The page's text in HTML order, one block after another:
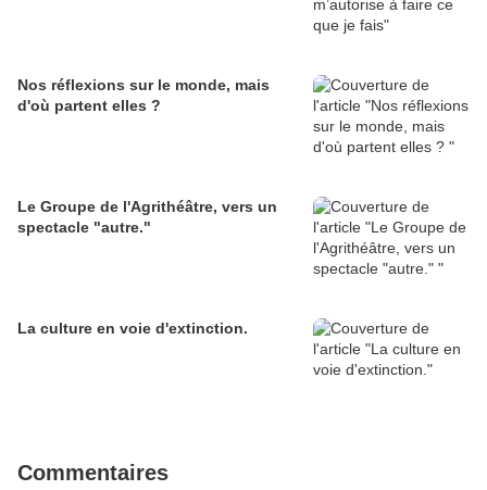
Nos réflexions sur le monde, mais
d'où partent elles ?
Le Groupe de l'Agrithéâtre, vers un
spectacle "autre."
La culture en voie d'extinction.
Commentaires